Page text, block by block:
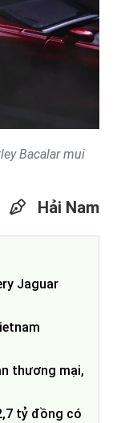
Bacalar mui
Hải Nam
Jaguar
thương mại,
tỷ đồng có